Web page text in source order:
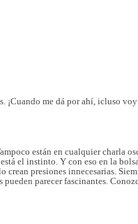
¡Cuando me dá por ahí, icluso
están en cualquier charla
el instinto. Y con eso en la
presiones innecesarias.
parecer fascinantes.